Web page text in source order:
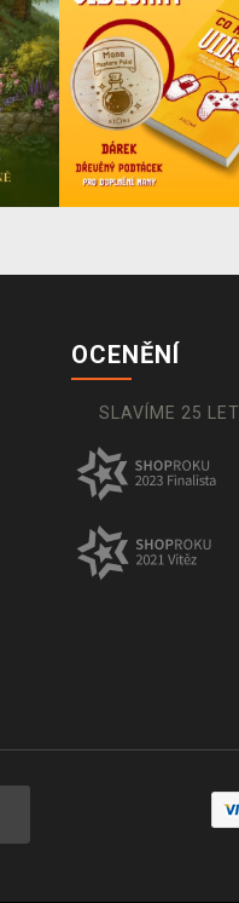
OCENĚNÍ
SLAVÍME 25 LET